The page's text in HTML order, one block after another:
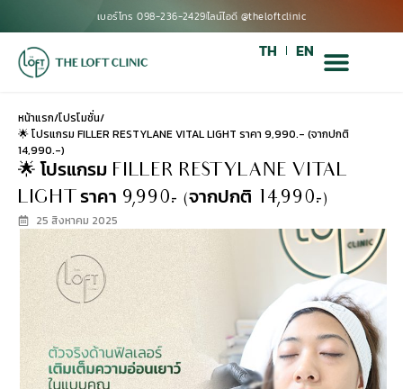
เบอร์โทร 098-236-2429ไลน์ไอดี @theloftclinic
TH EN
หน้าแรก/โปรโมชั่น/
🌟 โปรแกรม FILLER RESTYLANE VITAL LIGHT ราคา 9,990.- (จากปกติ
14,990.-)
🌟 โปรแกรม FILLER RESTYLANE VITAL
LIGHT ราคา 9,990.- (จากปกติ 14,990.-)
25 สิงหาคม 2025